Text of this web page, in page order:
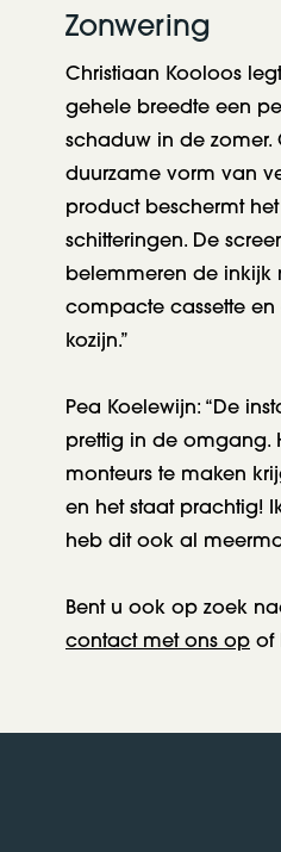
Zonwering
Christiaan Kooloos
gehele breedte een
schaduw in de zomer.
duurzame vorm van
product beschermt
schitteringen. De
belemmeren de inkijk
compacte cassette en
kozijn.”
Pea Koelewijn: “De
prettig in de omgang.
monteurs te maken
en het staat prachtig!
heb dit ook al
Bent u ook op zoek
contact met ons op of